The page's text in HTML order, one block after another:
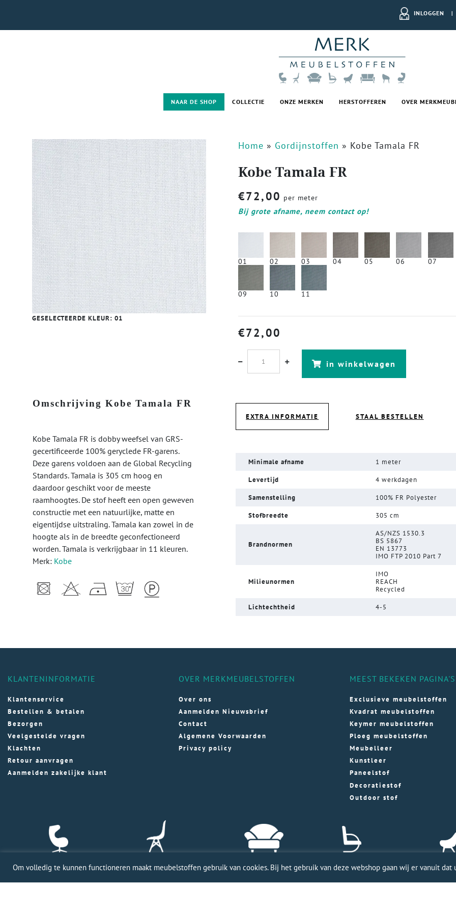
INLOGGEN |
NAAR DE SHOP COLLECTIE ONZE MERKEN HERSTOFFEREN OVER
GESELECTEERDE KLEUR: 01
Home » Gordijnstoffen » Kobe Tamala FR
Kobe Tamala FR
€72,00 per meter
Bij grote afname, neem contact op!
01 02 03 04 05 06 07
09 10 11
€72,00
in winkelwagen
Omschrijving Kobe Tamala FR
Kobe Tamala FR is dobby weefsel van GRS-
gecertificeerde 100% geryclede FR-garens.
Deze garens voldoen aan de Global Recycling
Standards. Tamala is 305 cm hoog en
daardoor geschikt voor de meeste
raamhoogtes. De stof heeft een open geweven
constructie met een natuurlijke, matte en
eigentijdse uitstraling. Tamala kan zowel in de
hoogte als in de breedte geconfectioneerd
worden. Tamala is verkrijgbaar in 11 kleuren.
Merk: Kobe
EXTRA INFORMATIE STAAL BESTELLEN
Minimale afname 1 meter
Levertijd 4 werkdagen
Samenstelling 100% FR Polyester
Stofbreedte 305 cm
Brandnormen
AS/NZS 1530.3
BS 5867
EN 13773
IMO FTP 2010 Part 7
Milieunormen
IMO
REACH
Recycled
Lichtechtheid 4-5
KLANTENINFORMATIE
Klantenservice
Bestellen & betalen
Bezorgen
Veelgestelde vragen
Klachten
Retour aanvragen
Aanmelden zakelijke klant
OVER MERKMEUBELSTOFFEN
Over ons
Aanmelden Nieuwsbrief
Contact
Algemene Voorwaarden
Privacy policy
MEEST BEKEKEN PAGINA'S
Exclusieve meubelstoffen
Kvadrat meubelstoffen
Keymer meubelstoffen
Ploeg meubelstoffen
Meubelleer
Kunstleer
Paneelstof
Decoratiestof
Outdoor stof
Om volledig te kunnen functioneren maakt meubelstoffen gebruik van cookies. Bij het gebruik van deze webshop gaan wij er vanuit dat